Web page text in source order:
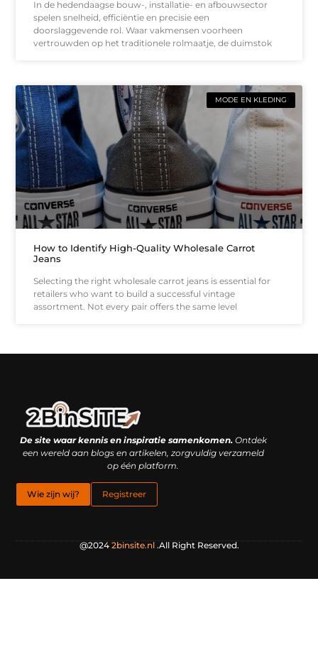
In de hedendaagse bouw-, installatie- en afbouwsector
spelen snelheid, efficiëntie en precisie een
doorslaggevende rol. Waar vakmensen voorheen
vertrouwden op het traditionele rolmaatje, de duimstok
MODE EN KLEDING
How to Identify High-Quality Wholesale Carrot
Jeans
Selecting the right wholesale carrot jeans is essential for
retailers who want to build a successful vintage
assortment. Not every pair offers the same level
De site waar kennis en inspiratie samenkomen.Ontdek
een wereld aan blogs en artikelen, zorgvuldig verzameld
op één platform.
Wie zijn wij? Registreer
@2024 2binsite.nl.All Right Reserved.